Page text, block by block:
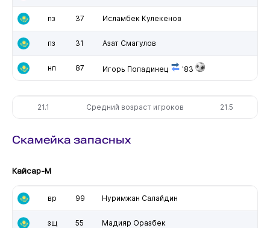
пз 37 Исламбек Кулекенов
пз 31 Азат Смагулов
нп 87 Игорь Попадинец '83
21.1 Средний возраст игроков 21.5
Скамейка запасных
Кайсар-М
вр 99 Нуримжан Салайдин
зщ 55 Мадияр Оразбек